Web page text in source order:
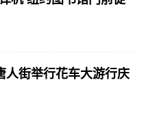
人街举行花车大游行庆